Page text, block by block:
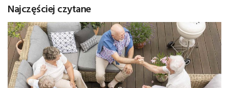
Najczęściej czytane